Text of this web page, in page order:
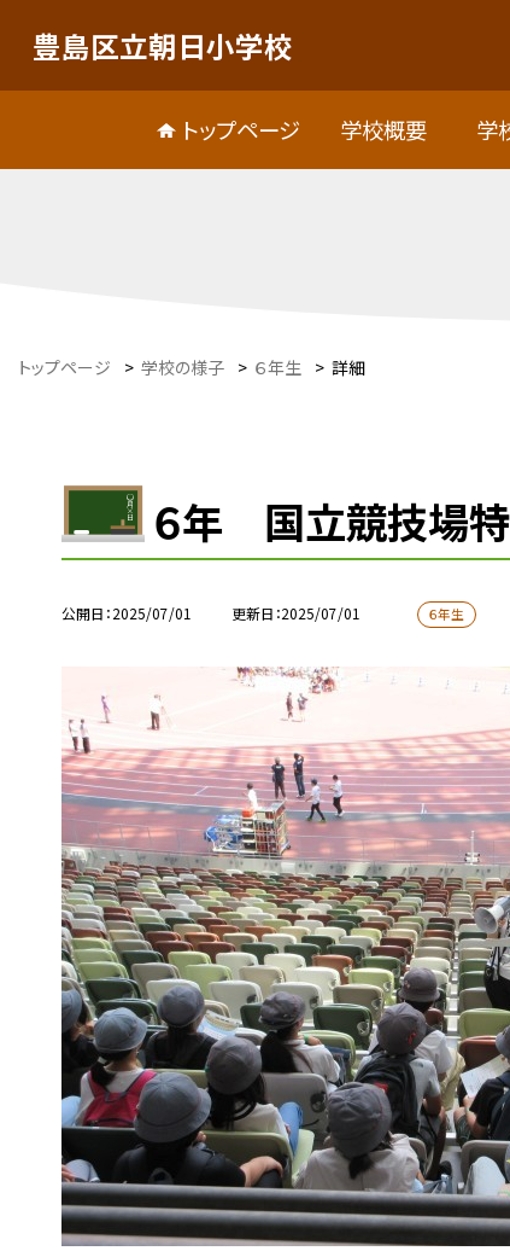
豊島区立朝日小学校
トップページ 学校概要 学
トップページ > 学校の様子 > ６年生 > 詳細
６年 国立競技場特
公開日 2025/07/01 更新日 2025/07/01 ６年生